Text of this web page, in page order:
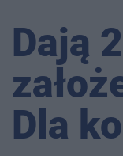
Dają
Dla